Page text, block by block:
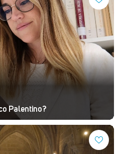
Palentino?